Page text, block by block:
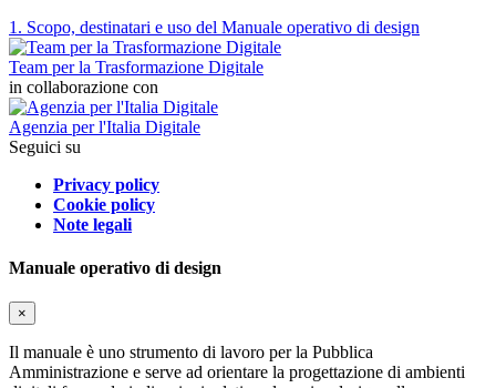
1. Scopo, destinatari e uso del Manuale operativo di design
Team per la Trasformazione Digitale
in collaborazione con
Agenzia per l'Italia Digitale
Seguici su
Privacy policy
Cookie policy
Note legali
Manuale operativo di design
×
Il manuale è uno strumento di lavoro per la Pubblica
Amministrazione e serve ad orientare la progettazione di ambienti